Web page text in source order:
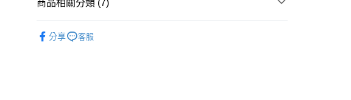
【大哥付你分期使用說明】
2.付款方式選擇「大哥付你分期」，訂單成立後會自動跳轉到大哥付的交易
流程，驗證手機門號後，選擇欲分期的期數、繳款截止日，確認付款後即
相關說明
【關於「AFTEE先享後付」】
商品相關分類 (7)
分享 客服